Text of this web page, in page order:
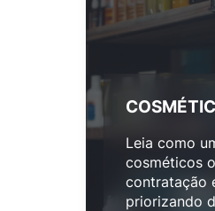
Leia como
cosméticos
contratação
priorizando